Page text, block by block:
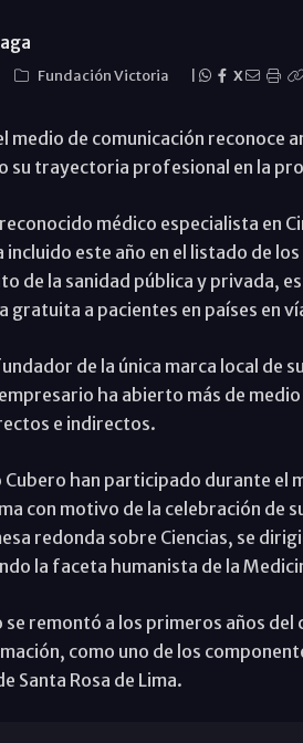
Fundación Victoria X
medio de comunicación reconoce
su trayectoria profesional en la
reconocido médico especialista en
incluido este año en el listado de
de la sanidad pública y privada,
gratuita a pacientes en países en
de la única marca local de
ha abierto más de
e indirectos.
Cubero han participado durante el
con motivo de la celebración de
redonda sobre Ciencias, se
la faceta humanista de la
se remontó a los primeros años
como uno de los
Santa Rosa de Lima.